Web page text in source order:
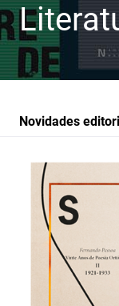
Novidades